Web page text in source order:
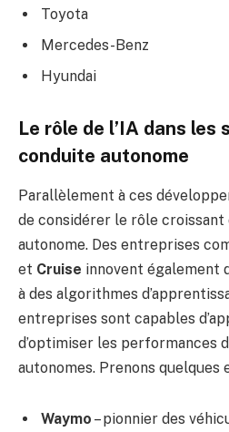
Toyota
Mercedes-Benz
Hyundai
Le rôle de l’IA dans les
conduite autonome
Parallèlement à ces
de considérer le rôle croissant
autonome. Des entreprises
et Cruise innovent également
à des algorithmes
entreprises sont capables
d’optimiser les performances
autonomes. Prenons quelques
Waymo – pionnier des